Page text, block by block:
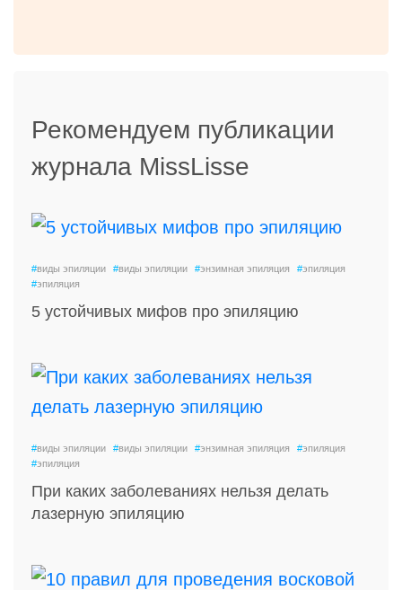
Рекомендуем публикации
журнала MissLisse
#виды эпиляции #виды эпиляции #энзимная эпиляция #эпиляция
#эпиляция
5 устойчивых мифов про эпиляцию
#виды эпиляции #виды эпиляции #энзимная эпиляция #эпиляция
#эпиляция
При каких заболеваниях нельзя делать
лазерную эпиляцию